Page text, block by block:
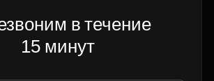
в течение
15 минут